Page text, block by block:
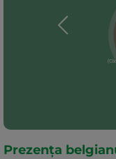
Prezența